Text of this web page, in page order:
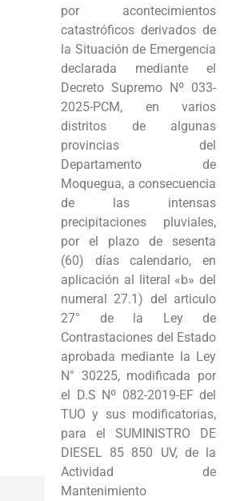
por acontecimientos
catastróficos derivados de
la Situación de Emergencia
declarada mediante el
Decreto Supremo Nº 033-
2025-PCM, en varios
distritos de algunas
provincias del
Departamento de
Moquegua, a consecuencia
de las intensas
precipitaciones pluviales,
por el plazo de sesenta
(60) días calendario, en
aplicación al literal «b» del
numeral 27.1) del articulo
27° de la Ley de
Contrastaciones del Estado
aprobada mediante la Ley
N° 30225, modificada por
el D.S Nº 082-2019-EF del
TUO y sus modificatorias,
para el SUMINISTRO DE
DIESEL 85 850 UV, de la
Actividad de
Mantenimiento